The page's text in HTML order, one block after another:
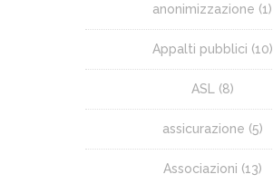
anonimizzazione (1)
Appalti pubblici (10)
ASL (8)
assicurazione (5)
Associazioni (13)